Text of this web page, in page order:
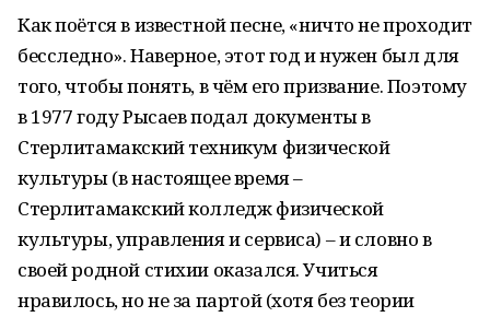
Как поётся в известной песне, «ничто не проходит
бесследно». Наверное, этот год и нужен был для
того, чтобы понять, в чём его призвание. Поэтому
в 1977 году Рысаев подал документы в
Стерлитамакский техникум физической
культуры (в настоящее время –
Стерлитамакский колледж физической
культуры, управления и сервиса) – и словно в
своей родной стихии оказался. Учиться
нравилось, но не за партой (хотя без теории